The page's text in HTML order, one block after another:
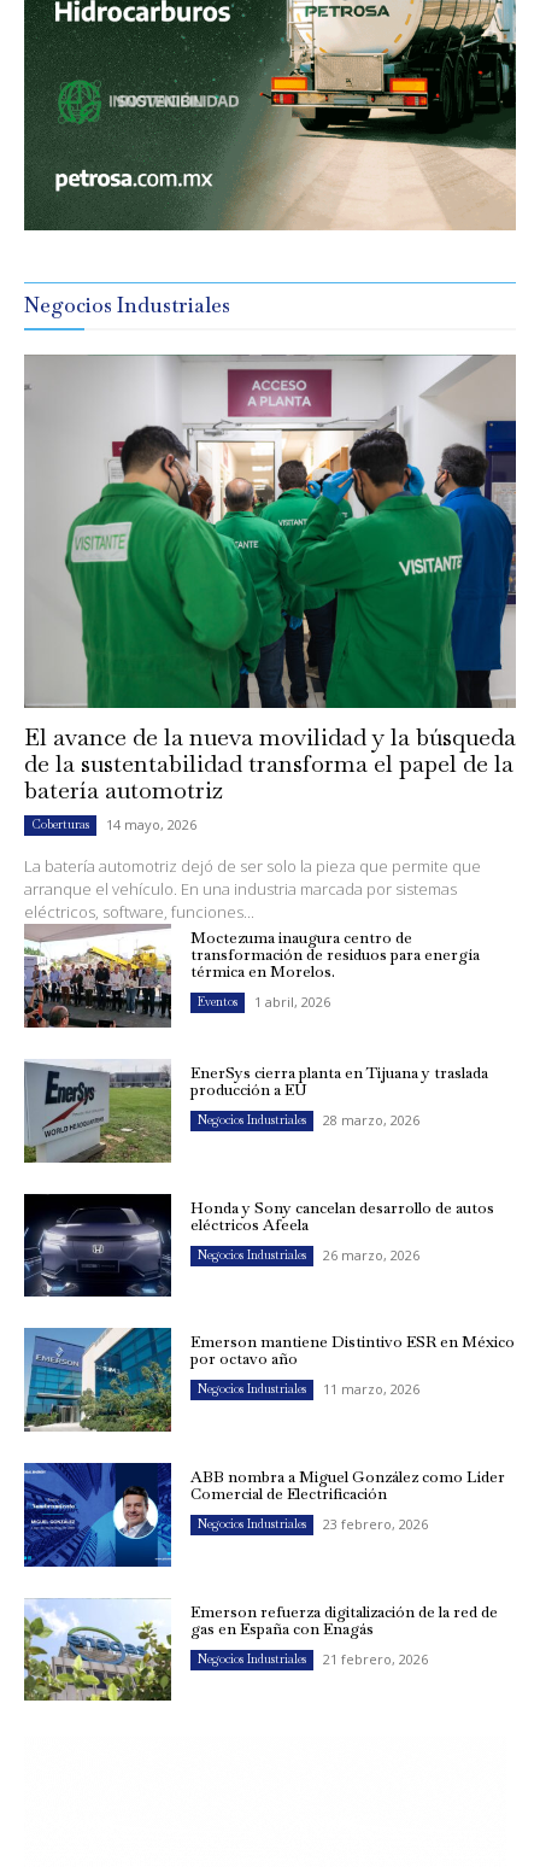
Negocios Industriales
El avance de la nueva movilidad y la búsqueda
de la sustentabilidad transforma el papel de la
batería automotriz
Coberturas 14 mayo, 2026
La batería automotriz dejó de ser solo la pieza que permite que
arranque el vehículo. En una industria marcada por sistemas
eléctricos, software, funciones...
Moctezuma inaugura centro de
transformación de residuos para energía
térmica en Morelos.
Eventos 1 abril, 2026
EnerSys cierra planta en Tijuana y traslada
producción a EU
Negocios Industriales 28 marzo, 2026
Honda y Sony cancelan desarrollo de autos
eléctricos Afeela
Negocios Industriales 26 marzo, 2026
Emerson mantiene Distintivo ESR en México
por octavo año
Negocios Industriales 11 marzo, 2026
ABB nombra a Miguel González como Líder
Comercial de Electrificación
Negocios Industriales 23 febrero, 2026
Emerson refuerza digitalización de la red de
gas en España con Enagás
Negocios Industriales 21 febrero, 2026